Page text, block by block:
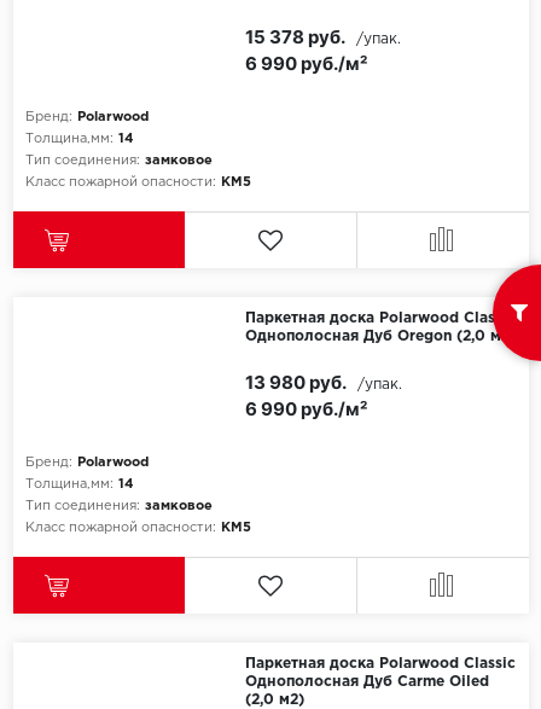
SPC Alta Step
SPC Betta
SPC Promo
Бренд:
Polarwood
Толщина,мм: 14
Тип соединения: замковое
Класс пожарной опасности:
КМ5
6 990 руб./м²
15 378 руб. /упак.
Паркетная доска Polarwood Classic
Однополосная Дуб Oregon (2,0 м2)
Бренд:
Polarwood
Толщина,мм: 14
Тип соединения: замковое
Класс пожарной опасности:
КМ5
6 990 руб./м²
13 980 руб. /упак.
Паркетная доска Polarwood Classic
Однополосная Дуб Carme Oiled
(2,0 м2)